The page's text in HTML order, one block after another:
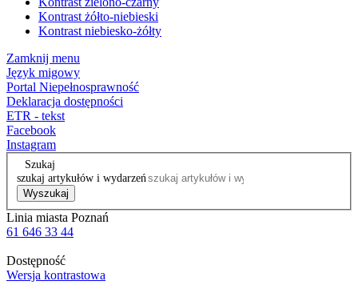
Kontrast żółto-niebieski
Kontrast niebiesko-żółty
Zamknij menu
Język migowy
Portal Niepełnosprawność
Deklaracja dostępności
ETR - tekst
Facebook
Instagram
Szukaj
szukaj artykułów i wydarzeń
Wyszukaj
Linia miasta Poznań
61 646 33 44
Dostępność
Wersja kontrastowa